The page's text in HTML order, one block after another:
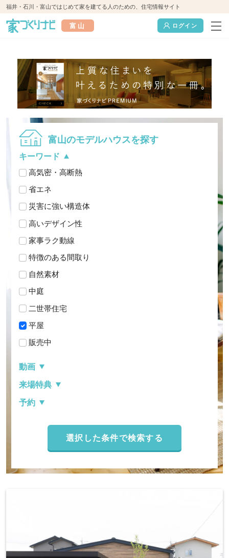
福井・石川・富山ではじめて家を建てる人のための、住宅情報サイト
富山 ログイン
富山のモデルハウスを探す
キーワード
高気密・高断熱
省エネ
災害に強い構造体
高いデザイン性
家事ラク動線
特徴のある間取り
自然素材
中庭
二世帯住宅
平屋
販売中
動画
来場特典
予約